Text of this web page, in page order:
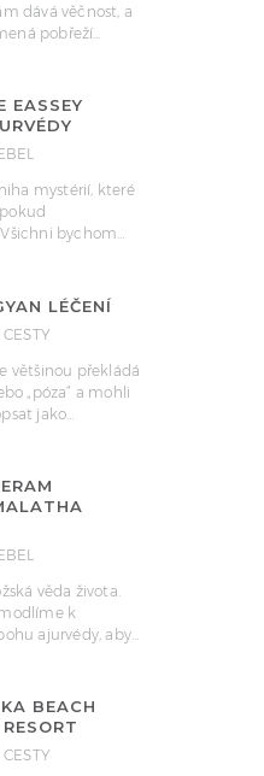
dává věčnost, a
pobřeží…
EASSEY
mystérií, které
bychom…
LÉČENÍ
většinou překládá
„póza“ a mohli
jako…
věda života.
k
ajurvédy, aby…
BEACH